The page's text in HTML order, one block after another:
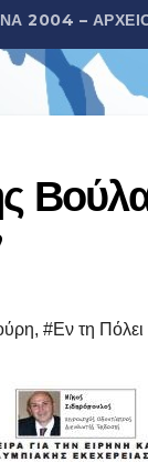
2004 –
, #Εν τη Πόλει